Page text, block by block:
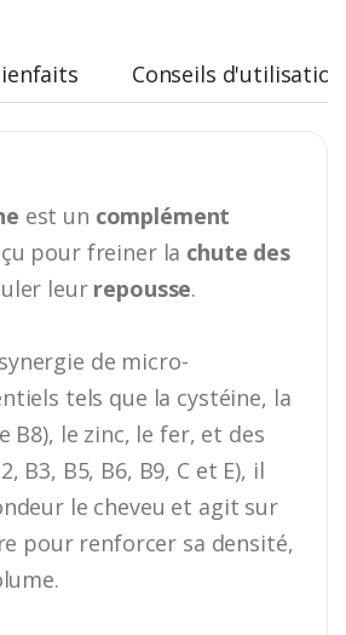
Conseils d'utilisation
est un complément
pour freiner la chute des
leur repousse.
de micro-
tels que la cystéine, la
B8), le zinc, le fer, et des
B3, B5, B6, B9, C et E), il
le cheveu et agit sur
pour renforcer sa densité,